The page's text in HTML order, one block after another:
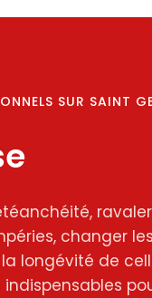
SUR SAINT
changer
longévité de